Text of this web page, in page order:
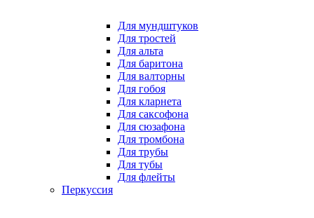
Для мундштуков
Для тростей
Для альта
Для баритона
Для валторны
Для гобоя
Для кларнета
Для саксофона
Для сюзафона
Для тромбона
Для трубы
Для тубы
Для флейты
Перкуссия